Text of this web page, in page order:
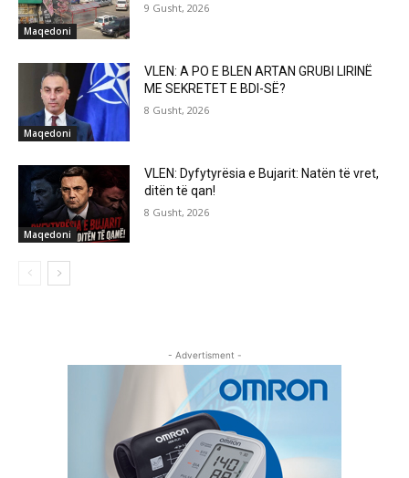
Maqedoni
9 Gusht, 2026
Maqedoni
VLEN: A PO E BLEN ARTAN GRUBI LIRINË
ME SEKRETET E BDI-SË?
8 Gusht, 2026
Maqedoni
VLEN: Dyfytyrësia e Bujarit: Natën të vret,
ditën të qan!
8 Gusht, 2026
- Advertisment -